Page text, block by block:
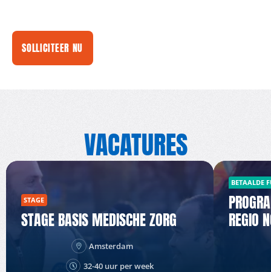
SOLLICITEER NU
VACATURES
STAGE
STAGE BASIS MEDISCHE ZORG
Amsterdam
32-40 uur per week
BETAALDE
REGIO